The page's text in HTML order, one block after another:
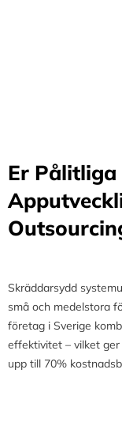
Er
Skräddarsydd
små och medelstora
företag i Sverige
effektivitet – vilket
upp till 70%